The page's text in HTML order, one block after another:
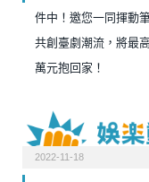
件中！邀您一同揮動
共創臺劇潮流，將最
萬元抱回家！
2022-11-18